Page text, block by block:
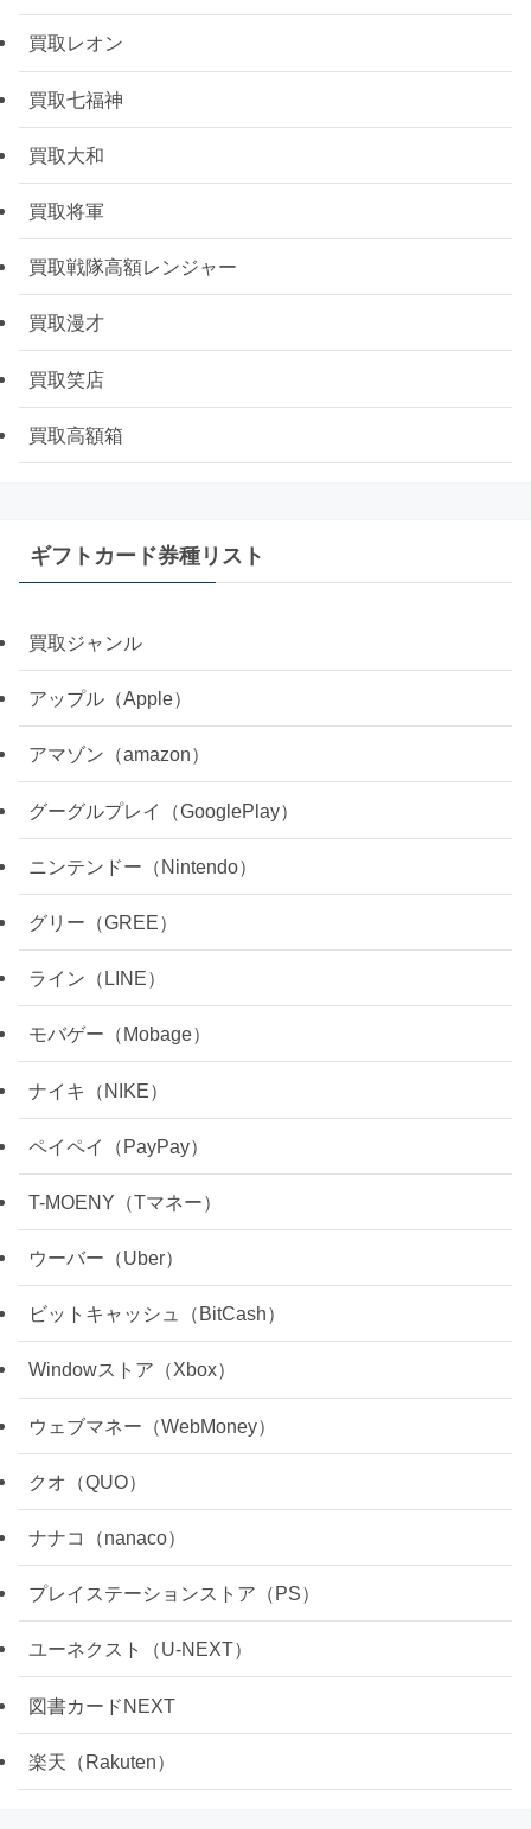
買取レオン
買取七福神
買取大和
買取将軍
買取戦隊高額レンジャー
買取漫才
買取笑店
買取高額箱
ギフトカード券種リスト
買取ジャンル
アップル（Apple）
アマゾン（amazon）
グーグルプレイ（GooglePlay）
ニンテンドー（Nintendo）
グリー（GREE）
ライン（LINE）
モバゲー（Mobage）
ナイキ（NIKE）
ペイペイ（PayPay）
T-MOENY（Tマネー）
ウーバー（Uber）
ビットキャッシュ（BitCash）
Windowストア（Xbox）
ウェブマネー（WebMoney）
クオ（QUO）
ナナコ（nanaco）
プレイステーションストア（PS）
ユーネクスト（U-NEXT）
図書カードNEXT
楽天（Rakuten）